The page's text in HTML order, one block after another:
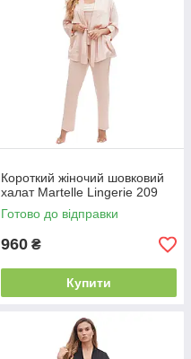
Короткий жіночий шовковий
халат Martelle Lingerie 209
Готово до відправки
960 ₴
Купити